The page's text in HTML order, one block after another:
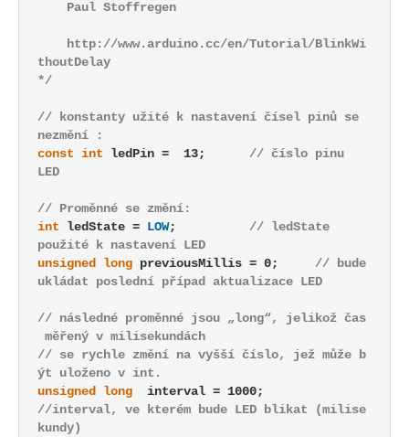
Paul Stoffregen
http://www.arduino.cc/en/Tutorial/BlinkWi
thoutDelay
*/
// konstanty užité k nastavení čísel pinů se
nezmění :
const int ledPin =  13; // číslo pinu
LED
// Proměnné se změní:
int ledState = LOW; // ledState
použité k nastavení LED
unsigned long previousMillis = 0; // bude
ukládat poslední případ aktualizace LED
// následné proměnné jsou „long“, jelikož čas
měřený v milisekundách
// se rychle změní na vyšší číslo, jež může b
ýt uloženo v int.
unsigned long
//interval, ve kterém bude LED blikat (milise
kundy)